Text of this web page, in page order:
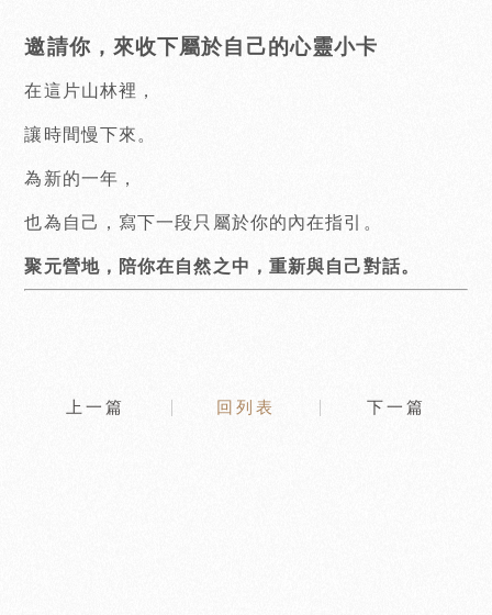
邀請你，來收下屬於自己的心靈小卡
在這片山林裡，
讓時間慢下來。
為新的一年，
也為自己，寫下一段只屬於你的內在指引。
聚元營地，陪你在自然之中，重新與自己對話。
上一篇 回列表 下一篇